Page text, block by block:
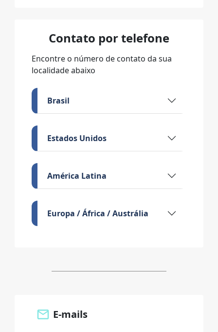
Contato por telefone
Encontre o número de contato da sua
localidade abaixo
Brasil
Estados Unidos
América Latina
Europa / África / Austrália
E-mails